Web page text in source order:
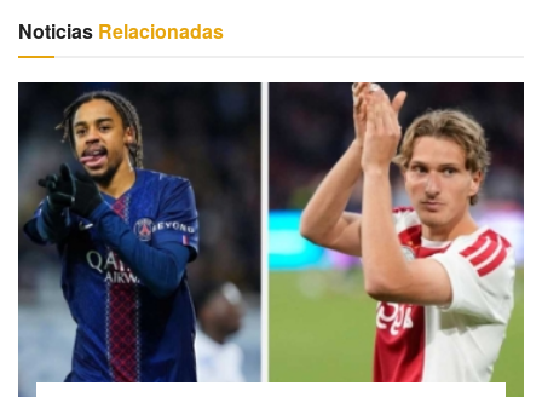
Noticias Relacionadas